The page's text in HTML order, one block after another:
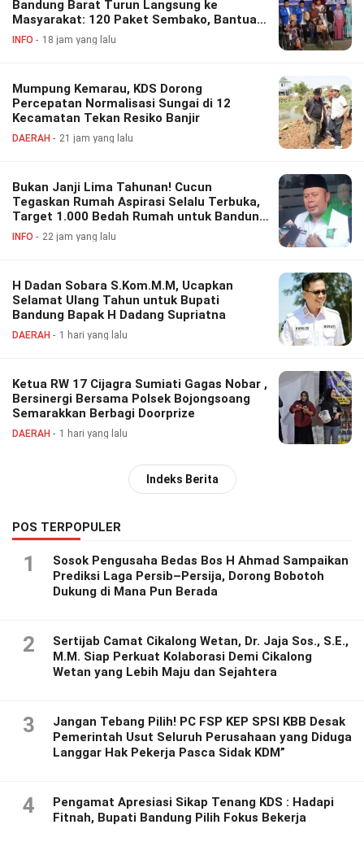
Bandung Barat Turun Langsung ke
Masyarakat: 120 Paket Sembako, Bantuan
Disabilitas hingga Layanan Kesehatan
INFO 18 jam yang lalu
Mumpung Kemarau, KDS Dorong
Percepatan Normalisasi Sungai di 12
Kecamatan Tekan Resiko Banjir
DAERAH 21 jam yang lalu
Bukan Janji Lima Tahunan! Cucun
Tegaskan Rumah Aspirasi Selalu Terbuka,
Target 1.000 Bedah Rumah untuk Bandung
Barat
INFO 22 jam yang lalu
H Dadan Sobara S.Kom.M.M, Ucapkan
Selamat Ulang Tahun untuk Bupati
Bandung Bapak H Dadang Supriatna
DAERAH 1 hari yang lalu
Ketua RW 17 Cijagra Sumiati Gagas Nobar ,
Bersinergi Bersama Polsek Bojongsoang
Semarakkan Berbagi Doorprize
DAERAH 1 hari yang lalu
Indeks Berita
POS TERPOPULER
1
Sosok Pengusaha Bedas Bos H Ahmad Sampaikan
Prediksi Laga Persib–Persija, Dorong Bobotoh
Dukung di Mana Pun Berada
2
Sertijab Camat Cikalong Wetan, Dr. Jaja Sos., S.E.,
M.M. Siap Perkuat Kolaborasi Demi Cikalong
Wetan yang Lebih Maju dan Sejahtera
3
Jangan Tebang Pilih! PC FSP KEP SPSI KBB Desak
Pemerintah Usut Seluruh Perusahaan yang Diduga
Langgar Hak Pekerja Pasca Sidak KDM”
4
Pengamat Apresiasi Sikap Tenang KDS : Hadapi
Fitnah, Bupati Bandung Pilih Fokus Bekerja